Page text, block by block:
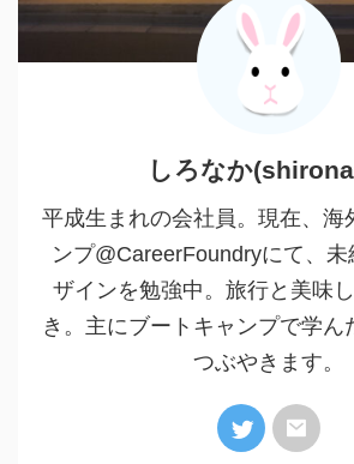
しろなか
平成生まれの会社員。現在、海
ンプ@CareerFoundryにて、
ザインを勉強中。旅行と美味
き。主にブートキャンプで学ん
つぶやきます。